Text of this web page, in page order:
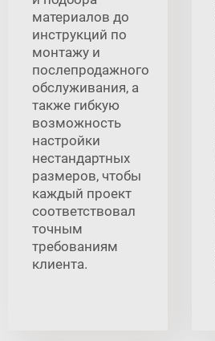
материалов до
инструкций по
монтажу и
послепродажного
обслуживания, а
также гибкую
возможность
настройки
нестандартных
размеров, чтобы
каждый проект
соответствовал
точным
требованиям
клиента.